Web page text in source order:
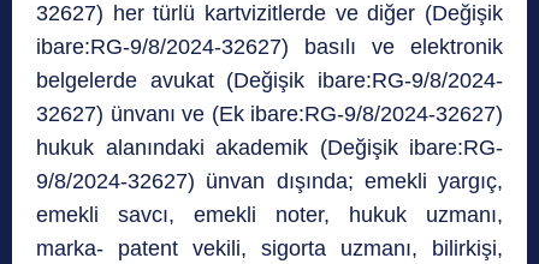
32627) her türlü kartvizitlerde ve diğer (Değişik
ibare:RG-9/8/2024-32627) basılı ve elektronik
belgelerde avukat (Değişik ibare:RG-9/8/2024-
32627) ünvanı ve (Ek ibare:RG-9/8/2024-32627)
hukuk alanındaki akademik (Değişik ibare:RG-
9/8/2024-32627) ünvan dışında; emekli yargıç,
emekli savcı, emekli noter, hukuk uzmanı,
marka- patent vekili, sigorta uzmanı, bilirkişi,